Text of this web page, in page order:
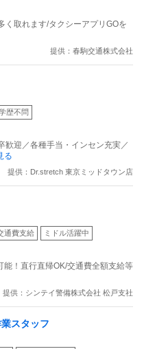
く取れます/タクシーアプリGOを
提供：春駒交通株式会社
歴不問
歓迎／各種手当・インセン充実／
る
提供：Dr.stretch 東京ミッドタウン店
通費支給 ミドル活躍中
！直行直帰OK/交通費全額支給等
提供：シンテイ警備株式会社 松戸支社
スタッフ